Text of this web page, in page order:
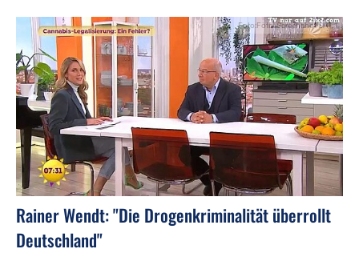
Foto:Foto: Screenshot SAT.1
Rainer Wendt: "Die Drogenkriminalität überrollt
Deutschland"